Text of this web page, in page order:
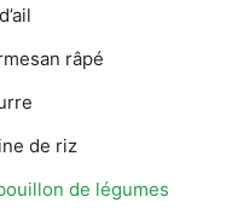
râpé
de riz
de légumes